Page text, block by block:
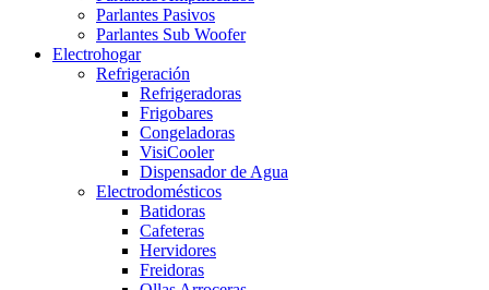
Parlantes Pasivos
Parlantes Sub Woofer
Electrohogar
Refrigeración
Refrigeradoras
Frigobares
Congeladoras
VisiCooler
Dispensador de Agua
Electrodomésticos
Batidoras
Cafeteras
Hervidores
Freidoras